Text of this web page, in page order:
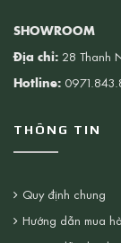
SHOWROOM
Địa chỉ: 28 Thanh
Hotline:
THÔNG TIN
Quy định chung
Hướng dẫn mua